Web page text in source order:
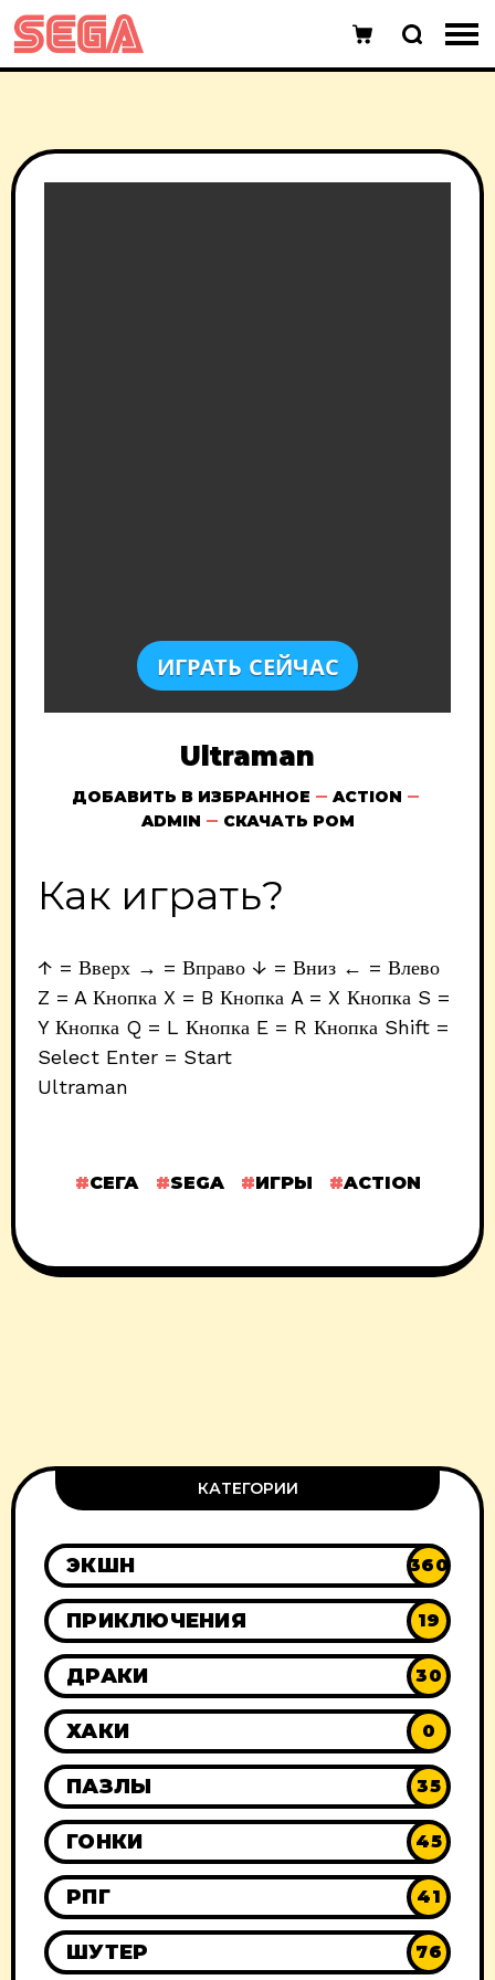
ИГРАТЬ СЕЙЧАС
Ultraman
ДОБАВИТЬ В ИЗБРАННОЕ
ACTION
ADMIN
СКАЧАТЬ РОМ
Как играть?
↑ = Вверх → = Вправо ↓ = Вниз ← = Влево
Z = A Кнопка X = B Кнопка A = X Кнопка S =
Y Кнопка Q = L Кнопка E = R Кнопка Shift =
Select Enter = Start
Ultraman
СЕГА SEGA ИГРЫ ACTION
КАТЕГОРИИ
ЭКШН 360
ПРИКЛЮЧЕНИЯ 19
ДРАКИ 30
ХАКИ 0
ПАЗЛЫ 35
ГОНКИ 45
РПГ 41
ШУТЕР 76